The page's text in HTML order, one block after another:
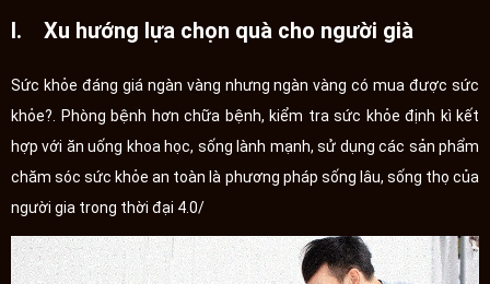
I. Xu hướng lựa chọn quà cho người già
Sức khỏe đáng giá ngàn vàng nhưng ngàn vàng có mua được sức
khỏe?. Phòng bệnh hơn chữa bệnh, kiểm tra sức khỏe định kì kết
hợp với ăn uống khoa học, sống lành mạnh, sử dụng các sản phẩm
chăm sóc sức khỏe an toàn là phương pháp sống lâu, sống thọ của
người gia trong thời đại 4.0/